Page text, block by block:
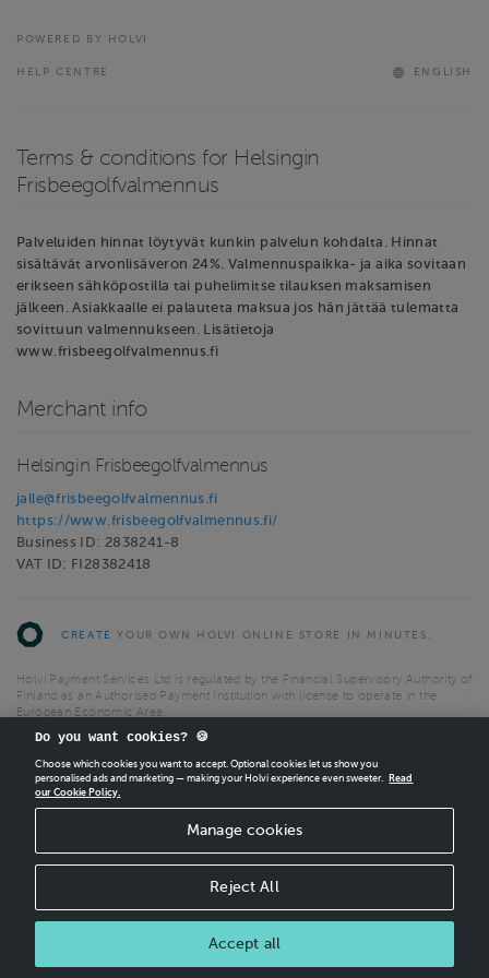
POWERED BY HOLVI
HELP CENTRE ENGLISH
Terms & conditions for Helsingin
Frisbeegolfvalmennus
Palveluiden hinnat löytyvät kunkin palvelun kohdalta. Hinnat
sisältävät arvonlisäveron 24%. Valmennuspaikka- ja aika sovitaan
erikseen sähköpostilla tai puhelimitse tilauksen maksamisen
jälkeen. Asiakkaalle ei palauteta maksua jos hän jättää tulematta
sovittuun valmennukseen. Lisätietoja
www.frisbeegolfvalmennus.fi
Merchant info
Helsingin Frisbeegolfvalmennus
jalle@frisbeegolfvalmennus.fi
https://www.frisbeegolfvalmennus.fi/
Business ID: 2838241-8
VAT ID: FI28382418
CREATE YOUR OWN HOLVI ONLINE STORE IN MINUTES.
Holvi Payment Services Ltd is regulated by the Financial Supervisory Authority of
Finland as an Authorised Payment Institution with license to operate in the
European Economic Area.
© 2026 Holvi Payment Services Ltd.
Shop Terms and Conditions CANCEL ORDER
Do you want cookies? 🍪
Choose which cookies you want to accept. Optional cookies let us show you
personalised ads and marketing — making your Holvi experience even sweeter.
Read
our Cookie Policy.
Manage cookies
Reject All
Accept all